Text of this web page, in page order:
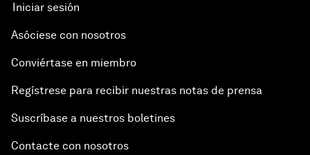
Iniciar sesión
Asóciese con nosotros
Conviértase en miembro
Regístrese para recibir nuestras notas de prensa
Suscríbase a nuestros boletines
Contacte con nosotros